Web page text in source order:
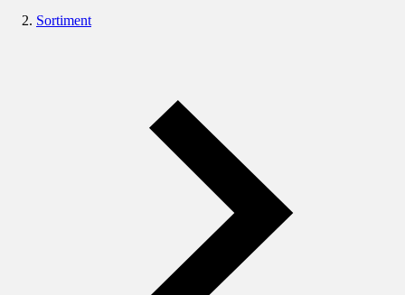
Sortiment